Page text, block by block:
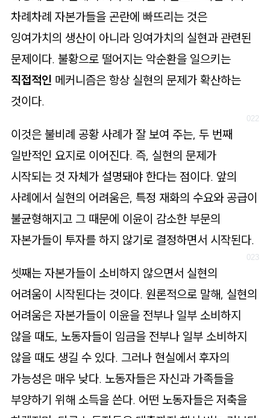
차례차례 자본가들을 곤란에 빠뜨리는 것은
잉여가치의 생산이 아니라 잉여가치의 실현과 관련된
문제이다. 불황으로 떨어지는 악순환을 일으키는
직접적인 메커니즘은 항상 실현의 문제가 확산하는
것이다.
이것은 불비례 공황 사례가 잘 보여 주는, 두 번째
일반적인 요지로 이어진다. 즉, 실현의 문제가
시작되는 것 자체가 설명돼야 한다는 점이다. 앞의
사례에서 실현의 어려움은, 특정 재화의 수요와 공급이
불균형해지고 그 때문에 이윤이 감소한 부문의
자본가들이 투자를 하지 않기로 결정하면서 시작된다.
셋째는 자본가들이 소비하지 않으면서 실현의
어려움이 시작된다는 것이다. 원론적으로 말해, 실현의
어려움은 자본가들이 이윤을 전부나 일부 소비하지
않을 때도, 노동자들이 임금을 전부나 일부 소비하지
않을 때도 생길 수 있다. 그러나 현실에서 후자의
가능성은 매우 낮다. 노동자들은 자신과 가족들을
부양하기 위해 소득을 쓴다. 어떤 노동자들은 저축을